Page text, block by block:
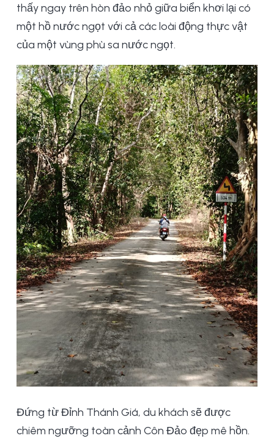
thấy ngay trên hòn đảo nhỏ giữa biển khơi lại có
một hồ nước ngọt với cả các loài động thực vật
của một vùng phù sa nước ngọt.
Đứng từ Đỉnh Thánh Giá, du khách sẽ được
chiêm ngưỡng toàn cảnh Côn Đảo đẹp mê hồn.